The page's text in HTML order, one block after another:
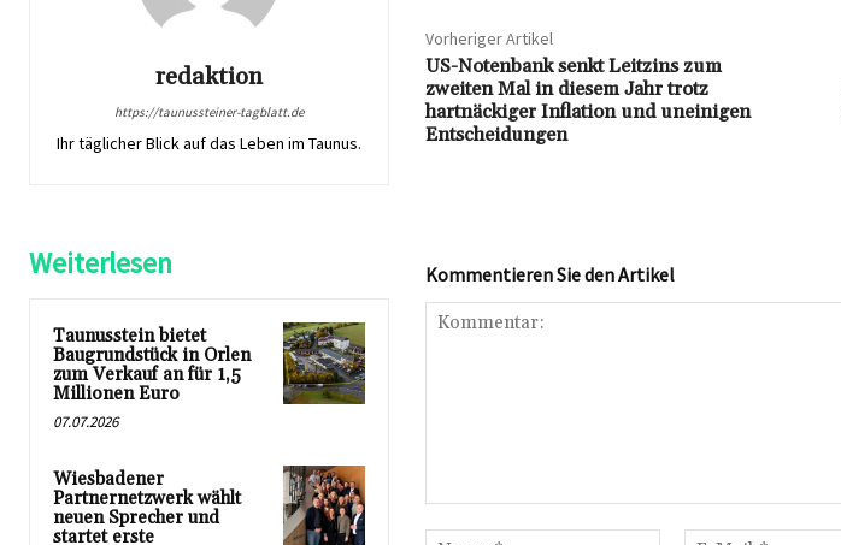
redaktion
https://taunussteiner-tagblatt.de
Ihr täglicher Blick auf das Leben im Taunus.
Vorheriger Artikel
US-Notenbank senkt Leitzins zum
zweiten Mal in diesem Jahr trotz
hartnäckiger Inflation und uneinigen
Entscheidungen
Weiterlesen
Taunusstein bietet
Baugrundstück in Orlen
zum Verkauf an für 1,5
Millionen Euro
07.07.2026
Wiesbadener
Partnernetzwerk wählt
neuen Sprecher und
startet erste
Kommentieren Sie den Artikel